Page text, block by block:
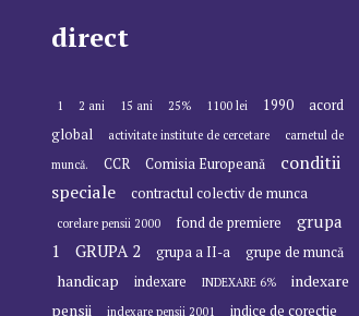
direct
1 2 ani 15 ani 25% 1100 lei 1990
acord
global
activitate institute de cercetare
carnetul de
muncă.
CCR Comisia Europeană
conditii
speciale
contractul colectiv de munca
corelare pensii 2000 fond de premiere
grupa
1
GRUPA 2 grupa a II-a grupe de muncă
handicap indexare INDEXARE 6%
indexare
pensii
indexare pensii 2001 indice de corectie